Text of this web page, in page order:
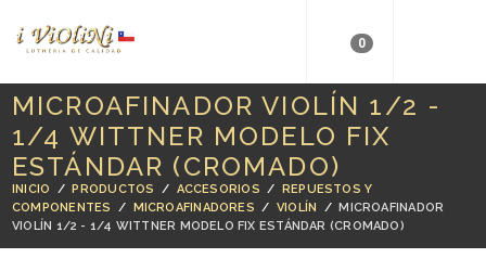
0
MICROAFINADOR VIOLÍN 1/2 -
1/4 WITTNER MODELO FIX
ESTÁNDAR (CROMADO)
INICIO /PRODUCTOS / ACCESORIOS / REPUESTOS Y
COMPONENTES
/ MICROAFINADORES / VIOLÍN /MICROAFINADOR
VIOLÍN 1/2 - 1/4 WITTNER MODELO FIX ESTÁNDAR (CROMADO)